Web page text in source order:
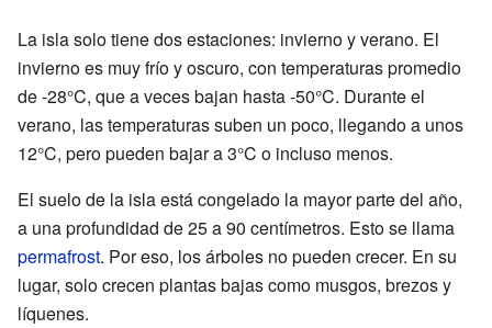
La isla solo tiene dos estaciones: invierno y verano. El
invierno es muy frío y oscuro, con temperaturas promedio
de -28°C, que a veces bajan hasta -50°C. Durante el
verano, las temperaturas suben un poco, llegando a unos
12°C, pero pueden bajar a 3°C o incluso menos.
El suelo de la isla está congelado la mayor parte del año,
a una profundidad de 25 a 90 centímetros. Esto se llama
permafrost. Por eso, los árboles no pueden crecer. En su
lugar, solo crecen plantas bajas como musgos, brezos y
líquenes.